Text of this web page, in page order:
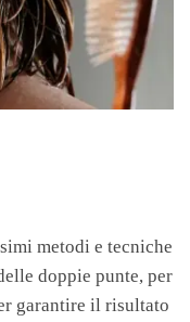
metodi e tecniche
doppie punte, per
garantire il risultato